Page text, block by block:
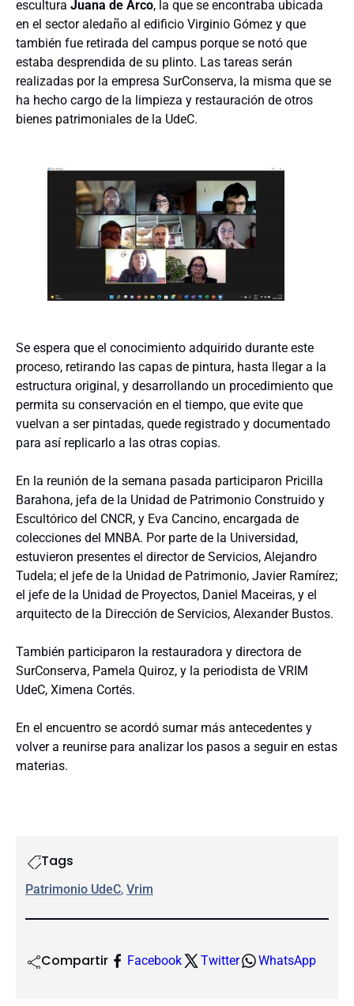
escultura Juana de Arco, la que se encontraba ubicada
en el sector aledaño al edificio Virginio Gómez y que
también fue retirada del campus porque se notó que
estaba desprendida de su plinto. Las tareas serán
realizadas por la empresa SurConserva, la misma que se
ha hecho cargo de la limpieza y restauración de otros
bienes patrimoniales de la UdeC.
Se espera que el conocimiento adquirido durante este
proceso, retirando las capas de pintura, hasta llegar a la
estructura original, y desarrollando un procedimiento que
permita su conservación en el tiempo, que evite que
vuelvan a ser pintadas, quede registrado y documentado
para así replicarlo a las otras copias.
En la reunión de la semana pasada participaron Pricilla
Barahona, jefa de la Unidad de Patrimonio Construido y
Escultórico del CNCR, y Eva Cancino, encargada de
colecciones del MNBA. Por parte de la Universidad,
estuvieron presentes el director de Servicios, Alejandro
Tudela; el jefe de la Unidad de Patrimonio, Javier Ramírez;
el jefe de la Unidad de Proyectos, Daniel Maceiras, y el
arquitecto de la Dirección de Servicios, Alexander Bustos.
También participaron la restauradora y directora de
SurConserva, Pamela Quiroz, y la periodista de VRIM
UdeC, Ximena Cortés.
En el encuentro se acordó sumar más antecedentes y
volver a reunirse para analizar los pasos a seguir en estas
materias.
Tags
Patrimonio UdeC, Vrim
Compartir Facebook Twitter WhatsApp